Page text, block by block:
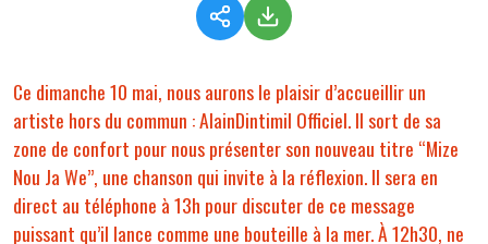
Ce dimanche 10 mai, nous aurons le plaisir d’accueillir un
artiste hors du commun : AlainDintimil Officiel. Il sort de sa
zone de confort pour nous présenter son nouveau titre “Mize
Nou Ja We”, une chanson qui invite à la réflexion. Il sera en
direct au téléphone à 13h pour discuter de ce message
puissant qu’il lance comme une bouteille à la mer. À 12h30, ne